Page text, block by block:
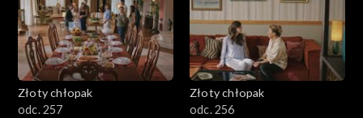
Złoty chłopak
odc. 257
Złoty chłopak
odc. 256